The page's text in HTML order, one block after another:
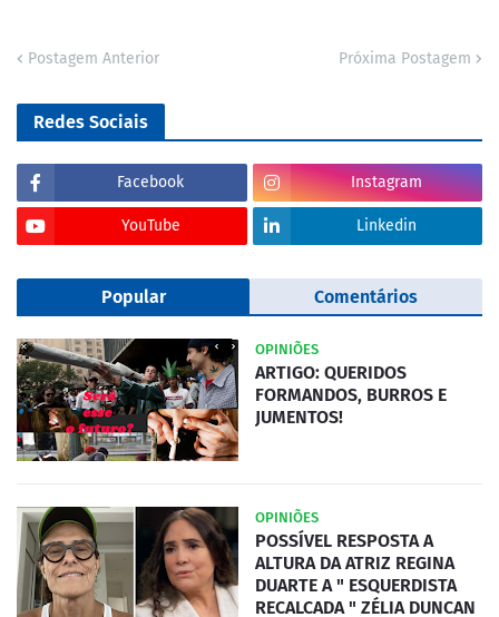
Postagem Anterior Próxima Postagem
Redes Sociais
Facebook Instagram
YouTube Linkedin
Popular Comentários
OPINIÕES
ARTIGO: QUERIDOS
FORMANDOS, BURROS E
JUMENTOS!
OPINIÕES
POSSÍVEL RESPOSTA A
ALTURA DA ATRIZ REGINA
DUARTE A " ESQUERDISTA
RECALCADA " ZÉLIA DUNCAN